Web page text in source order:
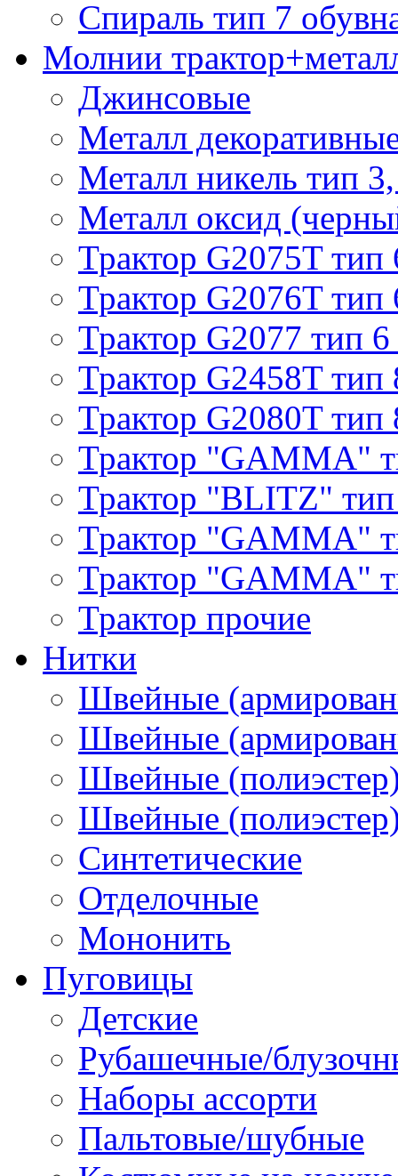
Спираль тип 7
Молнии
Джинсовые
Металл
Металл никель тип
Металл оксид
Трактор G2075T тип
Трактор G2076T тип
Трактор G2077 тип 6
Трактор G2458T тип
Трактор G2080T тип
Трактор "GAMMA"
Трактор "BLITZ"
Трактор "GAMMA"
Трактор "GAMMA"
Трактор прочие
Нитки
Швейные
Швейные
Швейные
Швейные
Синтетические
Отделочные
Мононить
Пуговицы
Детские
Рубашечные/
Наборы ассорти
Пальтовые/шубные